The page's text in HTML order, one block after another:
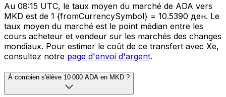
Au 08:15 UTC, le taux moyen du marché de ADA vers
MKD est de 1 {fromCurrencySymbol} = 10.5390 ден. Le
taux moyen du marché est le point médian entre les
cours acheteur et vendeur sur les marchés des changes
mondiaux. Pour estimer le coût de ce transfert avec Xe,
consultez notre page d'envoi d'argent.
À combien s'élève 10 000 ADA en MKD ?